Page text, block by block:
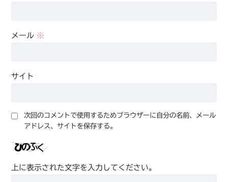
メール ※
サイト
次回のコメントで使用するためブラウザーに自分の名前、メール
アドレス、サイトを保存する。
上に表示された文字を入力してください。